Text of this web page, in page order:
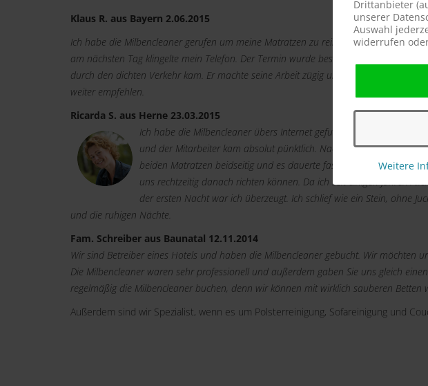
Klaus R. aus Bayern 2.06.2015
Ich habe die Milbencleaner gerufen um meine Matratzen zu reinigen. Es ging ganz
am nächsten Tag klingelte mein Telefon. Der Termin wurde bestätigt. Am Termin
durch den dichten Verkehr kam. Er machte seine Arbeit zügig und gewissenhaft. Ich
weiter empfehlen.
Ricarda S. aus Herne 23.03.2015
Ich habe die Milbencleaner übers Internet gefunden und dachte
und der Mitarbeiter kam absolut pünktlich. Nach einem kurzen
beiden Matratzen beidseitig und es dauerte fast 1 Stunde. Im
uns rechtzeitig danach richten können. Da ich seit einigen Jahren
der ersten Nacht war ich überzeugt. Ich schlief wie ein Stein, ohne
und die ruhigen Nächte.
Fam. Schreiber aus Baunatal 12.11.2014
Wir sind Betreiber eines Hotels und haben die Milbencleaner gebucht. Wir möchten
Die Milbencleaner waren sehr professionell und außerdem gaben Sie uns gleich
regelmäßig die Milbencleaner buchen, denn wir können mit wirklich sauberen Betten
Außerdem sind wir Spezialist, wenn es um Polsterreinigung, Sofareinigung und
Drittanbieter
unserer
Auswahl
widerrufen
Weitere